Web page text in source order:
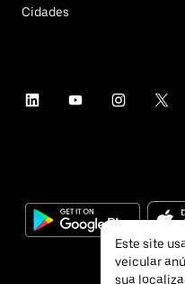
Cidades
Este site
veicular
sua